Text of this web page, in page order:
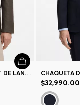
CHAQUETA REGULAR FIT DE LANA, LINO, SEDA Y CASHMERE
$32,990.00